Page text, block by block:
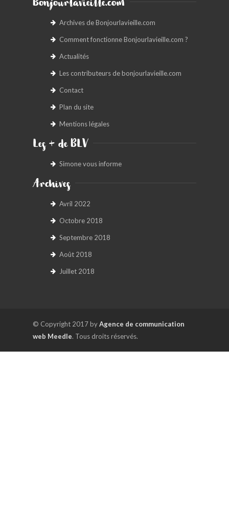
Bonjourlavieille.com
Archives de Bonjourlavieille.com
Comment fonctionne Bonjourlavieille.com ?
Actualités
Les contributeurs de bonjourlavieille.com
Contact
Plan du site
Mentions légales
Les + de BLV
Simone vous informe
Archives
Avril 2022
Octobre 2018
Septembre 2018
Août 2018
Juillet 2018
© Copyright 2017 byAgence de communication
web Meedle. Tous droits réservés.